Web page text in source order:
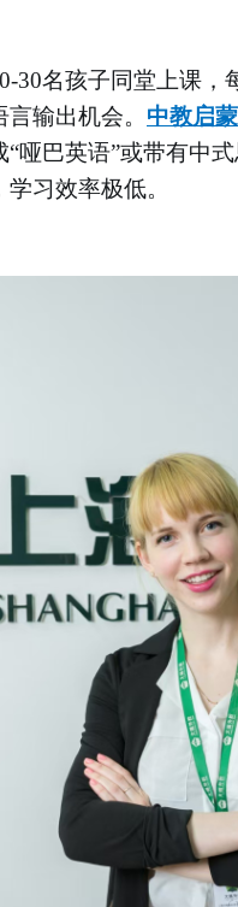
30名孩子同堂上课，
输出机会。 中教启蒙
“哑巴英语”或带有中
习效率极低。